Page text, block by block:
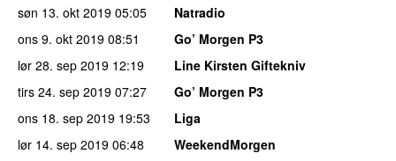
søn 13. okt 2019 05:05
Natradio
ons 9. okt 2019 08:51
Go’ Morgen P3
lør 28. sep 2019 12:19
Line Kirsten Giftekniv
tirs 24. sep 2019 07:27
Go’ Morgen P3
ons 18. sep 2019 19:53
Liga
lør 14. sep 2019 06:48
WeekendMorgen